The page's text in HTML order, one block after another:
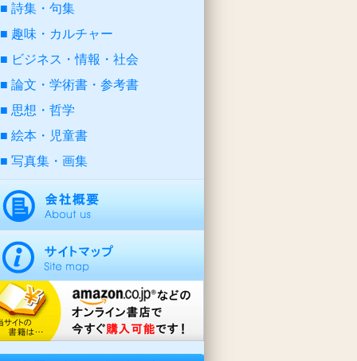
詩集・句集
趣味・カルチャー
ビジネス・情報・社会
論文・学術書・参考書
思想・哲学
絵本・児童書
写真集・画集